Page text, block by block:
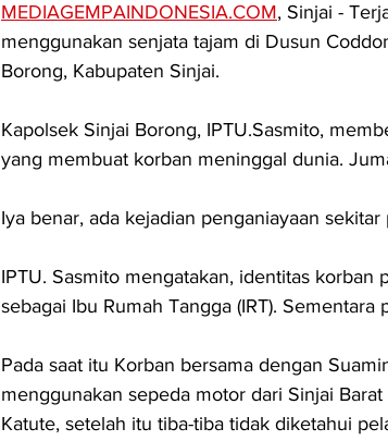
MEDIAGEMPAINDONESIA.COM, Sinjai -
menggunakan senjata tajam di Dusun
Borong, Kabupaten Sinjai.
Kapolsek Sinjai Borong, IPTU.Sasmito,
yang membuat korban meninggal dunia.
Iya benar, ada kejadian penganiayaan
IPTU. Sasmito mengatakan, identitas korban
sebagai Ibu Rumah Tangga (IRT). Sementara
Pada saat itu Korban bersama dengan
menggunakan sepeda motor dari Sinjai
Katute, setelah itu tiba-tiba tidak diketahui